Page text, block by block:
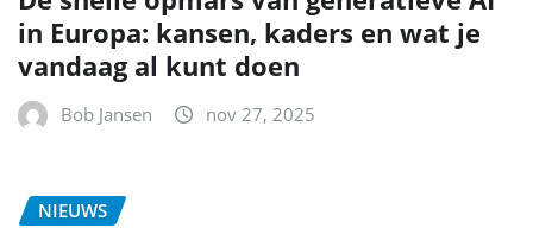
in Europa: kansen, kaders en wat je
vandaag al kunt doen
Bob Jansen nov 27, 2025
NIEUWS